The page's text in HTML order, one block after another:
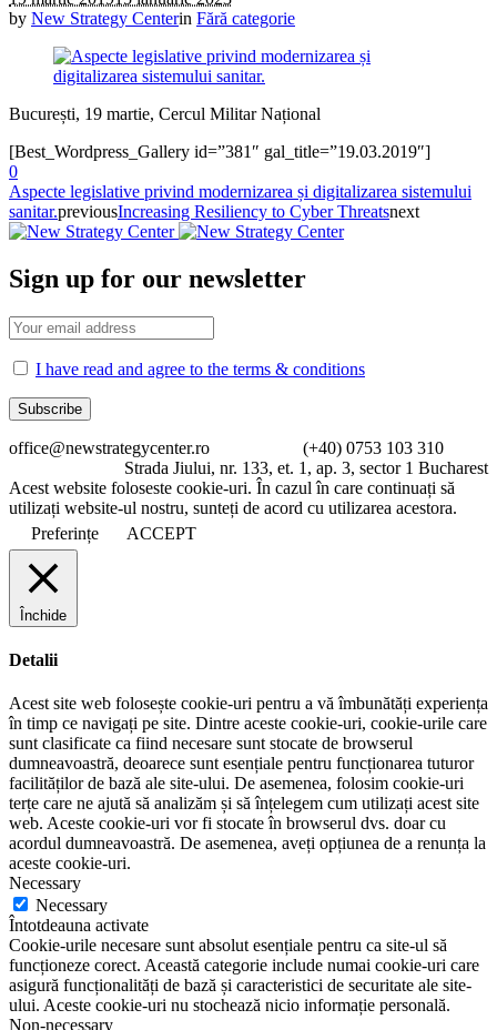
by New Strategy Centerin Fără categorie
București, 19 martie, Cercul Militar Național
[Best_Wordpress_Gallery id=”381″ gal_title=”19.03.2019″]
0
Aspecte legislative privind modernizarea și digitalizarea sistemului
sanitar.previousIncreasing Resiliency to Cyber Threatsnext
Sign up for our newsletter
I have read and agree to the terms & conditions
office@newstrategycenter.ro (+40) 0753 103 310
Strada Jiului, nr. 133, et. 1, ap. 3, sector 1 Bucharest
Acest website foloseste cookie-uri. În cazul în care continuați să
utilizați website-ul nostru, sunteți de acord cu utilizarea acestora.
Preferințe
ACCEPT
Închide
Detalii
Acest site web folosește cookie-uri pentru a vă îmbunătăți experiența
în timp ce navigați pe site. Dintre aceste cookie-uri, cookie-urile care
sunt clasificate ca fiind necesare sunt stocate de browserul
dumneavoastră, deoarece sunt esențiale pentru funcționarea tuturor
facilităților de bază ale site-ului. De asemenea, folosim cookie-uri
terțe care ne ajută să analizăm și să înțelegem cum utilizați acest site
web. Aceste cookie-uri vor fi stocate în browserul dvs. doar cu
acordul dumneavoastră. De asemenea, aveți opțiunea de a renunța la
aceste cookie-uri.
Necessary
Necessary
Întotdeauna activate
Cookie-urile necesare sunt absolut esențiale pentru ca site-ul să
funcționeze corect. Această categorie include numai cookie-uri care
asigură funcționalități de bază și caracteristici de securitate ale site-
ului. Aceste cookie-uri nu stochează nicio informație personală.
Non-necessary